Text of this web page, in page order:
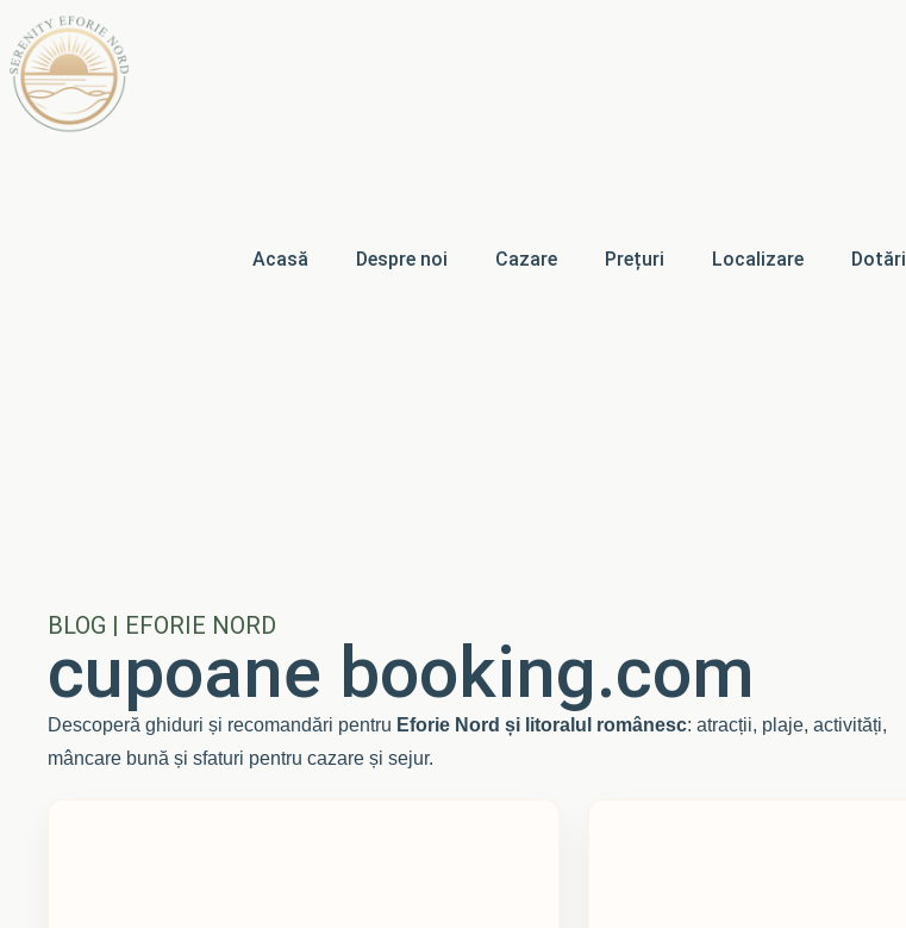
Acasă Despre noi Cazare Prețuri Localizare Dotări
BLOG | EFORIE NORD
cupoane booking.com
Descoperă ghiduri și recomandări pentru Eforie Nord și litoralul românesc: atracții, plaje, activități,
mâncare bună și sfaturi pentru cazare și sejur.